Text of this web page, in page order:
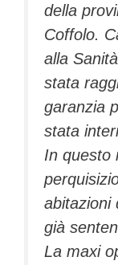
della
Coffolo.
alla
stata
garanzia
stata
In questo
abitazioni
già
La maxi